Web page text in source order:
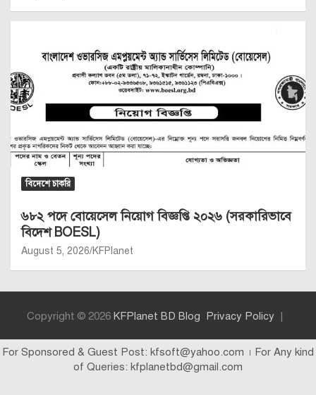
বিদেশে চাকরি
৬৮২ পদে বোয়েসেল নিয়োগ বিজ্ঞপ্তি ২০২৬ (সরকারিভাবে
বিদেশ BOESL)
August 5, 2026 KFPlanet
Copyright © 2026 KFPlanet BD Blog Privacy Policy
For Sponsored & Guest Post: kfsoft@yahoo.com । For Any kind
of Queries: kfplanetbd@gmail.com